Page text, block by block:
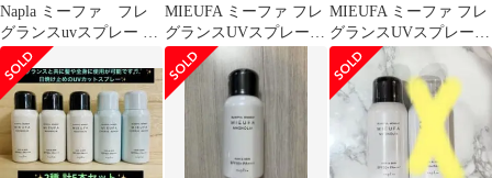
Napla ミーファ フレ
グランスuvスプレー マ
グノリア
MIEUFA ミーファ フレ
グランスUVスプレー
マグノリア 80g
MIEUFA ミーファ フレ
グランスUVスプレー
マグノリア